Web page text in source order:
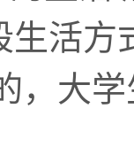
生活
，大